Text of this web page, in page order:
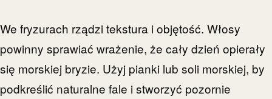
We fryzurach rządzi tekstura i objętość. Włosy
powinny sprawiać wrażenie, że cały dzień opierały
się morskiej bryzie. Użyj pianki lub soli morskiej, by
podkreślić naturalne fale i stworzyć pozornie